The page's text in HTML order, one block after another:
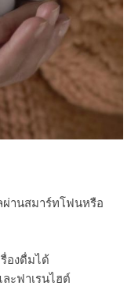
านสมาร์ทโฟนหรือ
องดื่มได้
ะฟาเรนไฮต์